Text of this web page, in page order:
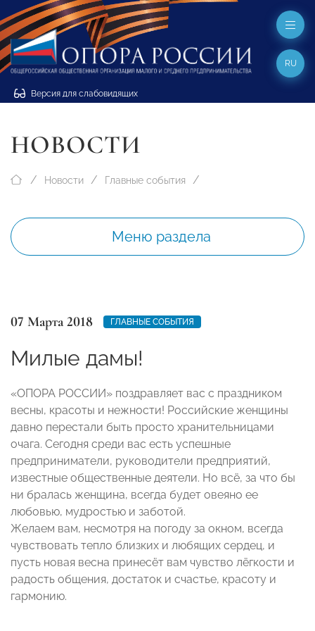
Версия для слабовидящих
RU
НОВОСТИ
Новости Главные события
Меню раздела
07 Марта 2018 ГЛАВНЫЕ СОБЫТИЯ
Милые дамы!
«ОПОРА РОССИИ» поздравляет вас с праздником
весны, красоты и нежности! Российские женщины
давно перестали быть просто хранительницами
очага. Сегодня среди вас есть успешные
предприниматели, руководители предприятий,
известные общественные деятели. Но всё, за что бы
ни бралась женщина, всегда будет овеяно ее
любовью, мудростью и заботой.
Желаем вам, несмотря на погоду за окном, всегда
чувствовать тепло близких и любящих сердец, и
пусть новая весна принесёт вам чувство лёгкости и
радость общения, достаток и счастье, красоту и
гармонию.